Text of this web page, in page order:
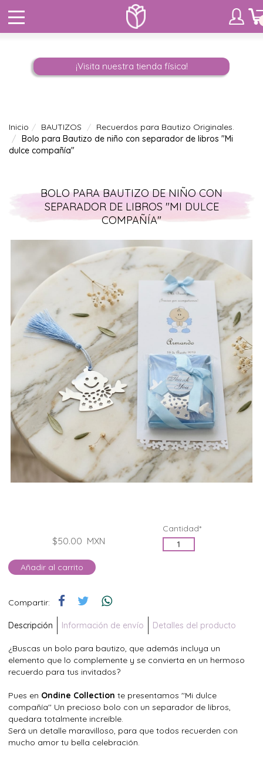
¡Visita nuestra tienda física!
Inicio BAUTIZOS
Recuerdos para Bautizo Originales.
Bolo para Bautizo de niño con separador de libros "Mi
dulce compañía"
BOLO PARA BAUTIZO DE NIÑO CON
SEPARADOR DE LIBROS "MI DULCE
COMPAÑÍA"
$50.00 MXN
Cantidad*
Añadir al carrito
Compartir:
Descripción Información de envío Detalles del producto
¿Buscas un bolo para bautizo, que además incluya un
elemento que lo complemente y se convierta en un hermoso
recuerdo para tus invitados?
Pues en Ondine Collection te presentamos ''Mi dulce
compañía'' Un precioso bolo con un separador de libros,
quedara totalmente increíble.
Será un detalle maravilloso, para que todos recuerden con
mucho amor tu bella celebración.